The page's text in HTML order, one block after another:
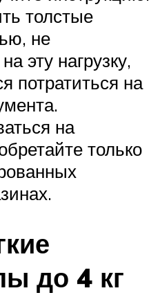
толстые
не
эту нагрузку,
потратиться на
на
только
до 4 кг